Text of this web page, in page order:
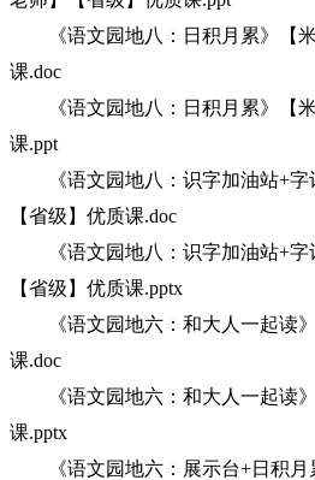
《语文园地八：日积月累》【米
课.doc
《语文园地八：日积月累》【米
课.ppt
《语文园地八：识字加油站+字
【省级】优质课.doc
《语文园地八：识字加油站+字
【省级】优质课.pptx
《语文园地六：和大人一起读》
课.doc
《语文园地六：和大人一起读》
课.pptx
《语文园地六：展示台+日积月